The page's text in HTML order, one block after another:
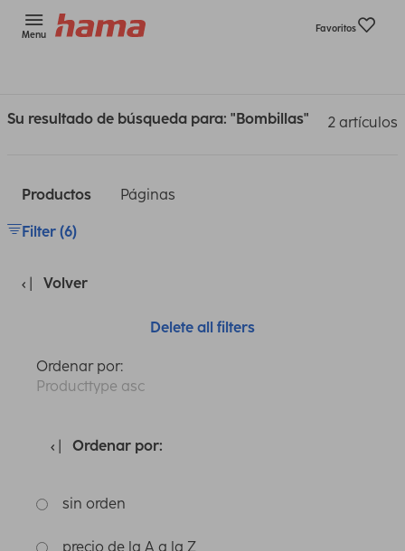
Menu
Favoritos
Su resultado de búsqueda para: "Bombillas" 2 artículos
Productos Páginas
Filter (6)
Volver
Delete all filters
Ordenar por:
Producttype asc
Ordenar por:
sin orden
precio de la A a la Z